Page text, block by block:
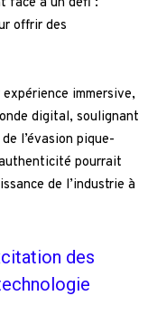
offrir des
immersive,
digital, soulignant
l’évasion pique-
pourrait
de l’industrie à
des